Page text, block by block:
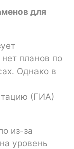
для
планов по
Однако в
(ГИА)
из-за
уровень